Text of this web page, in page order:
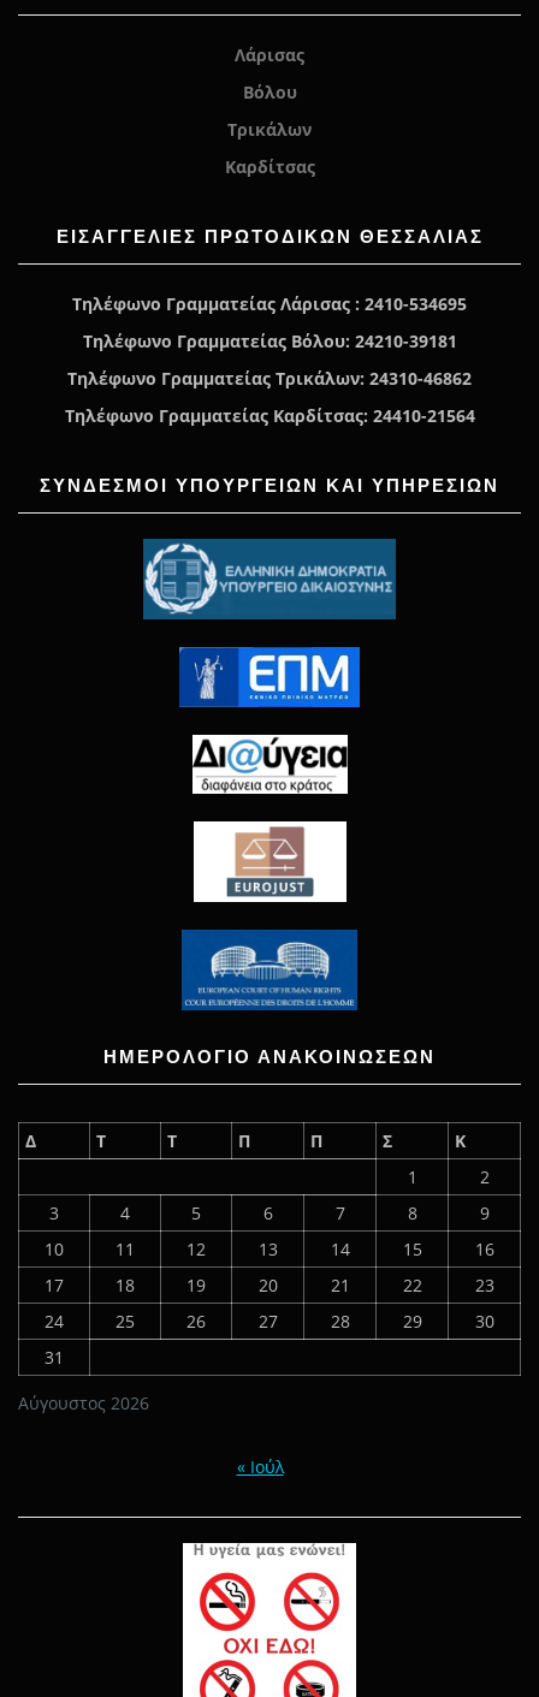
Λάρισας
Βόλου
Τρικάλων
Καρδίτσας
ΕΙΣΑΓΓΕΛΊΕΣ ΠΡΩΤΟΔΙΚΏΝ ΘΕΣΣΑΛΙΑΣ
Τηλέφωνο Γραμματείας Λάρισας : 2410-534695
Τηλέφωνο Γραμματείας Βόλου: 24210-39181
Τηλέφωνο Γραμματείας Τρικάλων: 24310-46862
Τηλέφωνο Γραμματείας Καρδίτσας: 24410-21564
ΣΥΝΔΕΣΜΟΙ ΥΠΟΥΡΓΕΙΩΝ ΚΑΙ ΥΠΗΡΕΣΙΩΝ
ΗΜΕΡΟΛΟΓΙΟ ΑΝΑΚΟΙΝΩΣΕΩΝ
Αύγουστος 2026
Δ Τ Τ Π Π Σ
Κ
1
2
3
4 5 6 7 8
9
10
11 12 13 14 15
16
17
18 19 20 21 22
23
24
25 26 27 28 29
30
31
« Ιούλ